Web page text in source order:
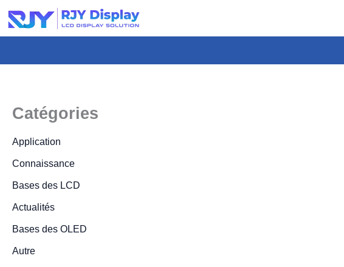
Hauteur
personnalisée
la
Catégories
Application
Connaissance
Bases des LCD
Actualités
Bases des OLED
Autre